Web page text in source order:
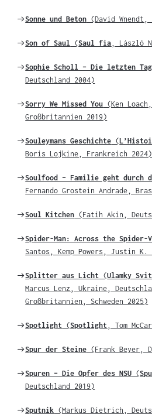
Weiter
Sonne und Beton (David Wnendt,
Weiter
Son of Saul (Saul fia , László
Weiter
zu
Sophie Scholl – Die letzten
Deutschland 2004)
Weiter
zu
Sorry We Missed You (Ken
Großbritannien 2019)
Weiter
zu
Souleymans Geschichte (
Boris Lojkine, Frankreich 2024)
Weiter
zu
Soulfood – Familie geht durch
Fernando Grostein Andrade,
Weiter
Soul Kitchen (Fatih Akin,
Weiter
zu
Spider-Man: Across the Spider-
Santos, Kemp Powers, Justin K.
Weiter
zu
Splitter aus Licht (Ulamky
Marcus Lenz, Ukraine,
Großbritannien, Schweden 2025)
Weiter
Spotlight (Spotlight , Tom
Weiter
Spur der Steine (Frank Beyer,
Weiter
zu
Spuren – Die Opfer des NSU (
Deutschland 2019)
Weiter
Sputnik (Markus Dietrich,